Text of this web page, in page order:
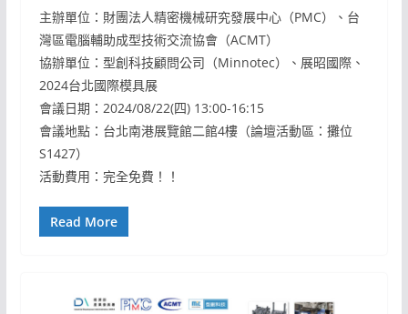
主辦單位：財團法人精密機械研究發展中心（PMC）、台
灣區電腦輔助成型技術交流協會（ACMT）
協辦單位：型創科技顧問公司（Minnotec）、展昭國際、
2024台北國際模具展
會議日期：2024/08/22(四) 13:00-16:15
會議地點：台北南港展覽館二館4樓（論壇活動區：攤位
S1427）
活動費用：完全免費！！
Read More